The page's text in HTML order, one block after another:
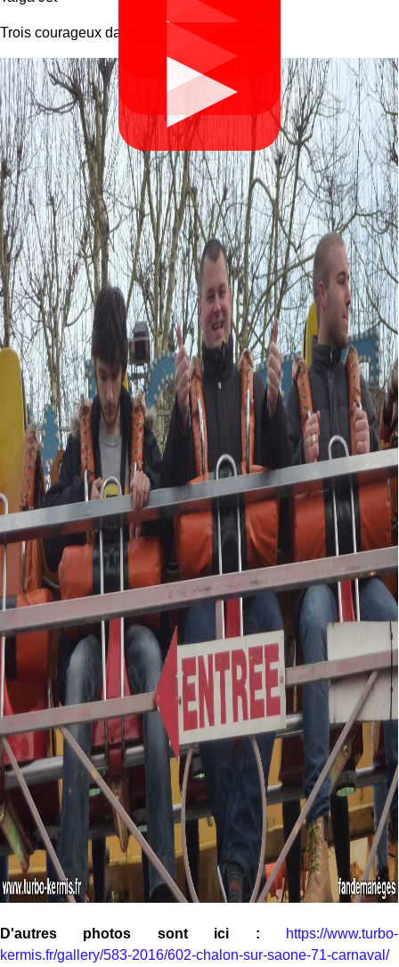
▶
▶
Trois courageux dans le Stargate
D'autres photos sont ici :
https://www.turbo-
kermis.fr/gallery/583-2016/602-chalon-sur-saone-71-carnaval/